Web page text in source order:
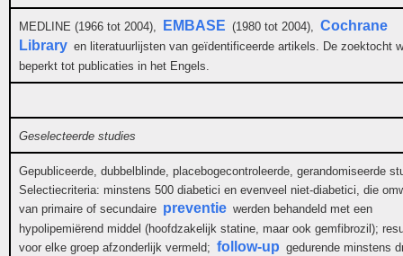
MEDLINE (1966 tot 2004), EMBASE (1980 tot 2004), Cochrane
Library en literatuurlijsten van geïdentificeerde artikels. De zoektocht
beperkt tot publicaties in het Engels.
Geselecteerde studies
Gepubliceerde, dubbelblinde, placebogecontroleerde, gerandomiseerde
Selectiecriteria: minstens 500 diabetici en evenveel niet-diabetici, die
van primaire of secundaire preventie werden behandeld met een
hypolipemiërend middel (hoofdzakelijk statine, maar ook gemfibrozil);
voor elke groep afzonderlijk vermeld; follow-up gedurende minstens